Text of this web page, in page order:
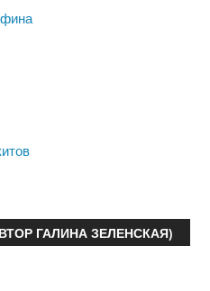
ГАЛИНА ЗЕЛЕНСКАЯ)